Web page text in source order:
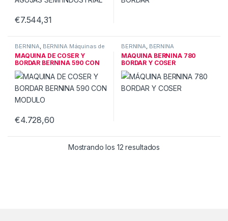
€7.544,31
BERNINA, BERNINA Máquinas de
coser,Máquinas de coser
BERNINA
MAQUINA DE COSER Y
BORDAR BERNINA 590 CON
MODULO
€4.728,60
Este producto tiene múltiples variantes. Las opciones se
BERNINA, BERNINA
DESCATALOGADOS, BERNINA
Máquinas de coser
MÁQUINA BERNINA 780
BORDAR Y COSER
Mostrando los 12 resultados